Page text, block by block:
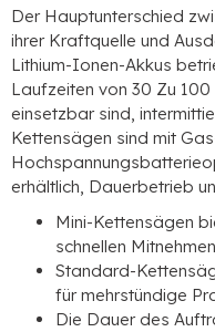
Der Hauptunterschied
ihrer Kraftquelle und
Lithium-Ionen-Akkus
Laufzeiten von 30 Zu
einsetzbar sind,
Kettensägen sind mit
erhältlich, Dauerbetrieb
Mini-Kettensägen
schnellen
Standard-
für mehrstündige
Die Dauer des